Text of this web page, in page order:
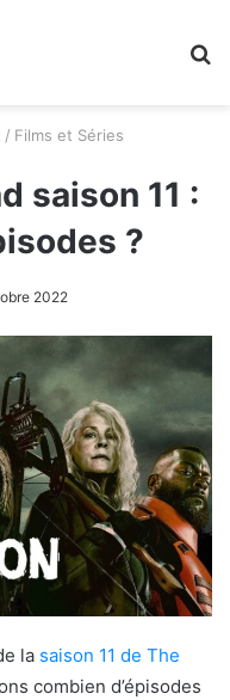
/ Films et Séries
saison 11 :
?
2022
la saison 11 de The
combien d’épisodes